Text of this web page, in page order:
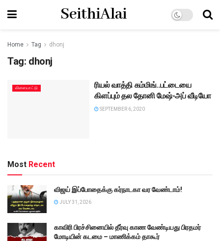
SeithiAlai
Home Tag dhonj
Tag: dhonj
விளையாட்டு
ரியல் வாத்தி கம்மிங்..பட்டையை
கிளப்பும் தல தோனி மேஷ்-அப் வீடியோ
SEPTEMBER 6, 2020
Most Recent
விஜய் இப்போதைக்கு கர்நாடகா வர வேண்டாம்!
JULY 31, 2026
காவிரி பிரச்சினையில் தீர்வு காண வேண்டியது பிரதமர்
மோடியின் கடமை – மாணிக்கம் தாகூர்